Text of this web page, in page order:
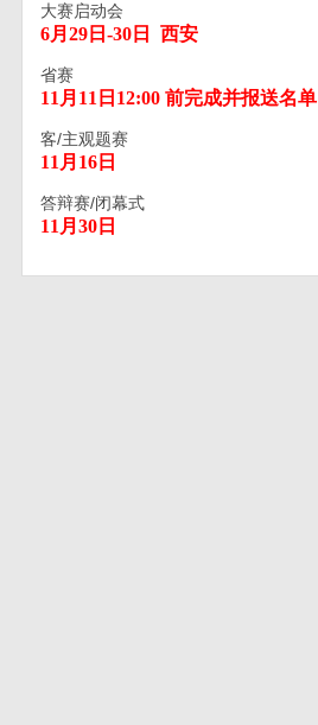
大赛启动会
6月29日-30日 西安
省赛
11月11日12:00 前完成并报送名单
客/主观题赛
11月16日
答辩赛/闭幕式
11月30日